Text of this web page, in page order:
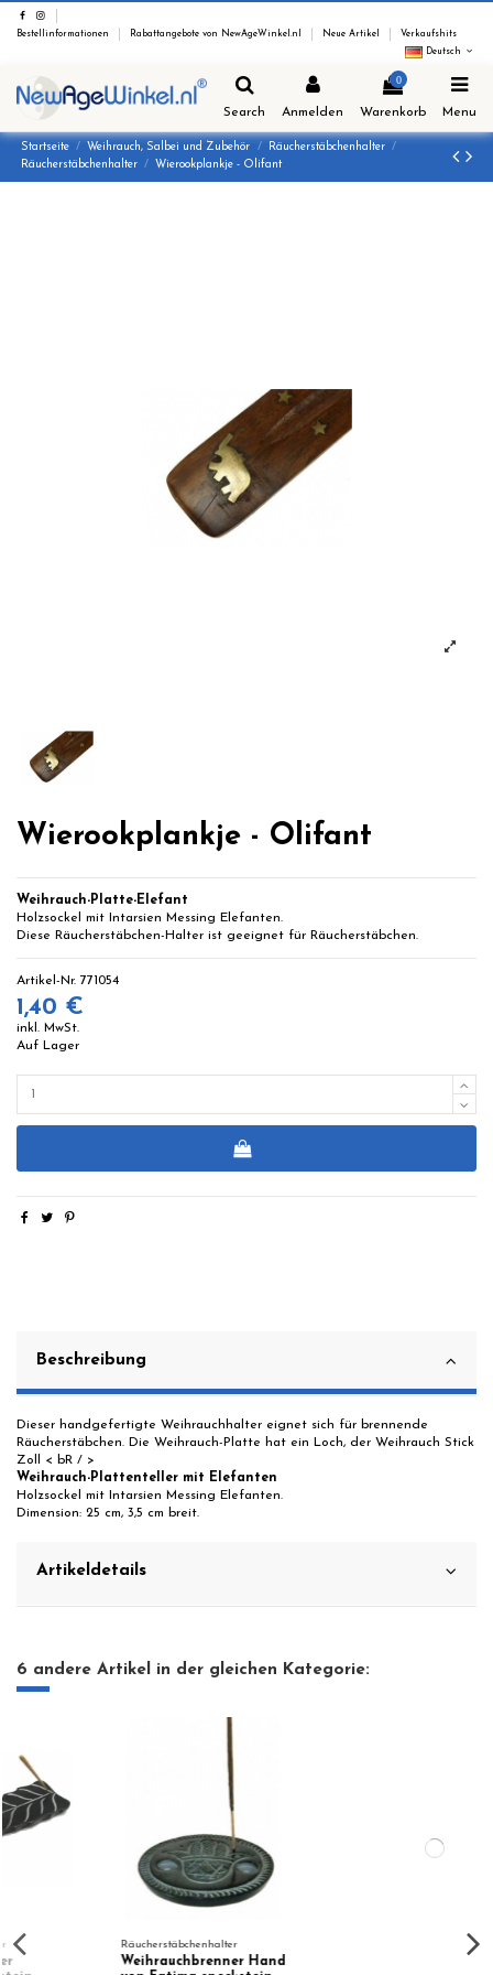
Bestellinformationen Rabattangebote von NewAgeWinkel.nl Neue Artikel
Verkaufshits
Deutsch
Search Anmelden
0
Warenkorb Menu
Startseite Weihrauch, Salbei und Zubehör
Räucherstäbchenhalter
Räucherstäbchenhalter
Wierookplankje - Olifant
Wierookplankje - Olifant
Weihrauch-Platte-Elefant
Holzsockel mit Intarsien Messing Elefanten.
Diese Räucherstäbchen-Halter ist geeignet für Räucherstäbchen.
Artikel-Nr. 771054
1,40 €
inkl. MwSt.
Auf Lager
Beschreibung
Dieser handgefertigte Weihrauchhalter eignet sich für brennende
Räucherstäbchen. Die Weihrauch-Platte hat ein Loch, der Weihrauch Stick
Zoll < bR / >
Weihrauch-Plattenteller mit Elefanten
Holzsockel mit Intarsien Messing Elefanten.
Dimension: 25 cm, 3,5 cm breit.
Artikeldetails
6 andere Artikel in der gleichen Kategorie:
Hand